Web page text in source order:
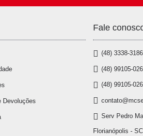
Devoluções
Fale
(48) 3338-3186
(48) 99105-
(48) 99105-
Serv Pedro
Florianópolis -